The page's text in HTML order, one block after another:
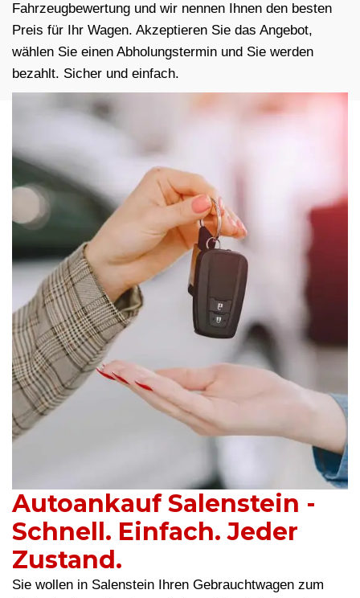
Fahrzeugbewertung und wir nennen Ihnen den besten
Preis für Ihr Wagen. Akzeptieren Sie das Angebot,
wählen Sie einen Abholungstermin und Sie werden
bezahlt. Sicher und einfach.
Autoankauf Salenstein -
Schnell. Einfach. Jeder
Zustand.
Sie wollen in Salenstein Ihren Gebrauchtwagen zum